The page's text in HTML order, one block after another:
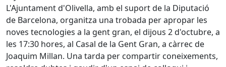
L'Ajuntament d'Olivella, amb el suport de la Diputació
de Barcelona, organitza una trobada per apropar les
noves tecnologies a la gent gran, el dijous 2 d'octubre, a
les 17:30 hores, al Casal de la Gent Gran, a càrrec de
Joaquim Millan. Una tarda per compartir coneixements,